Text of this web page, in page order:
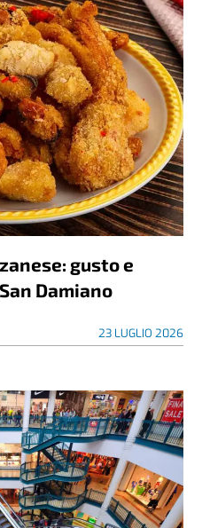
gusto e
Damiano
23 LUGLIO 2026